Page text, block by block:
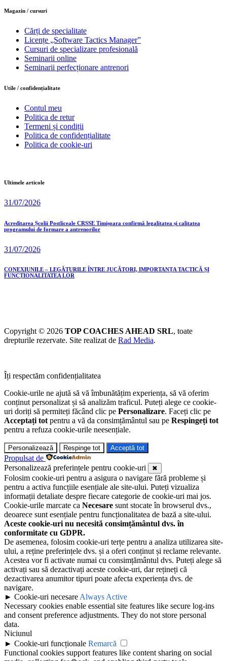
Magazin / cursuri
Cărți de specialitate
Licențe „Software Tactics Manager”
Cursuri de specializare profesională
Seminarii online
Seminarii perfecționare antrenori
Utile / confidențialitate
Contul meu
Politica de retur
Termeni și condiții
Politica de confidențialitate
Politica de cookie-uri
Ultimele articole
31/07/2026
Acreditarea Școlii Postliceale CRSSE Timișoara confirmă legalitatea și calitatea
programului de formare a antrenorilor
31/07/2026
CONEXIUNILE – LEGĂTURILE ÎNTRE JUCĂTORI, IMPORTANȚA TACTICĂ ȘI
FUNCȚIONALITATEA LOR
Copyright © 2026 TOP COACHES AHEAD SRL, toate
drepturile rezervate. Site realizat de Rad Media.
Îți respectăm confidențialitatea
Cookie-urile ne ajută să vă îmbunătățim experiența, să vă oferim
conținut personalizat și să analizăm traficul. Puteți alege ce cookie-
uri doriți să permiteți făcând clic pe Personalizare. Faceți clic pe
Acceptați totpentru a vă da consimțământul sau pe Respingeți tot
pentru a refuza cookie-urile neesențiale.
Personalizează Respinge tot Acceptă tot
Propulsat de
Personalizează preferințele pentru cookie-uri
✖
Folosim cookie-uri pentru a asigura o navigare fără probleme și
pentru a activa funcțiile esențiale ale site-ului. Puteți vizualiza
informații detaliate despre fiecare categorie de cookie-uri mai jos.
Cookie-urile marcate ca Necesare sunt stocate în browserul dvs.,
deoarece sunt esențiale pentru funcționalitatea de bază a site-ului.
Aceste cookie-uri nu necesită consimțământul dvs. în
conformitate cu GDPR.
De asemenea, folosim cookie-uri terțe pentru a analiza utilizarea site-
ului, a reține preferințele dvs. și a oferi conținut și reclame relevante.
Acestea vor fi activate numai cu consimțământul dvs. Puteți alege să
activați sau să dezactivați aceste cookie-uri, dar rețineți că
dezactivarea anumitor tipuri poate afecta experiența dvs. de
navigare.
► Cookie-uri necesareAlways Active
Necessary cookies enable essential site features like secure log-ins
and consent preference adjustments. They do not store personal
data.
Niciunul
► Cookie-uri funcționale Remarcă
Functional cookies support features like content sharing on social